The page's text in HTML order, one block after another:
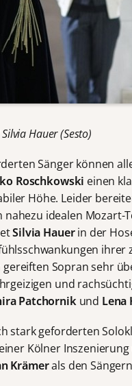
Hauer (Sesto)
Sänger können
Roschkowski einen
Höhe. Leider
idealen Mozart-
Silvia Hauerin der
ihrer
Sopran sehr
und
Patchornikund Lena
stark geforderten
Kölner
Krämerals den